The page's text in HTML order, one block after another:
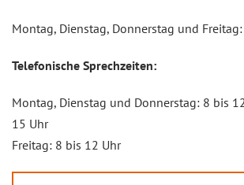
Montag, Dienstag, Donnerstag und
Telefonische Sprechzeiten:
Montag, Dienstag und Donnerstag: 8 bis
15 Uhr
Freitag: 8 bis 12 Uhr